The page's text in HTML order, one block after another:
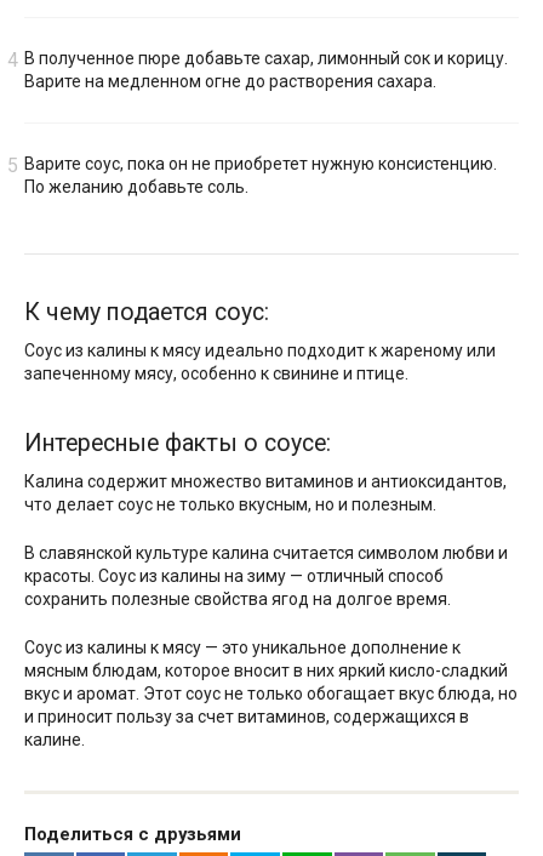
В полученное пюре добавьте сахар, лимонный сок и корицу.
Варите на медленном огне до растворения сахара.
Варите соус, пока он не приобретет нужную консистенцию.
По желанию добавьте соль.
К чему подается соус:
Соус из калины к мясу идеально подходит к жареному или
запеченному мясу, особенно к свинине и птице.
Интересные факты о соусе:
Калина содержит множество витаминов и антиоксидантов,
что делает соус не только вкусным, но и полезным.
В славянской культуре калина считается символом любви и
красоты. Соус из калины на зиму — отличный способ
сохранить полезные свойства ягод на долгое время.
Соус из калины к мясу — это уникальное дополнение к
мясным блюдам, которое вносит в них яркий кисло-сладкий
вкус и аромат. Этот соус не только обогащает вкус блюда, но
и приносит пользу за счет витаминов, содержащихся в
калине.
Поделиться с друзьями